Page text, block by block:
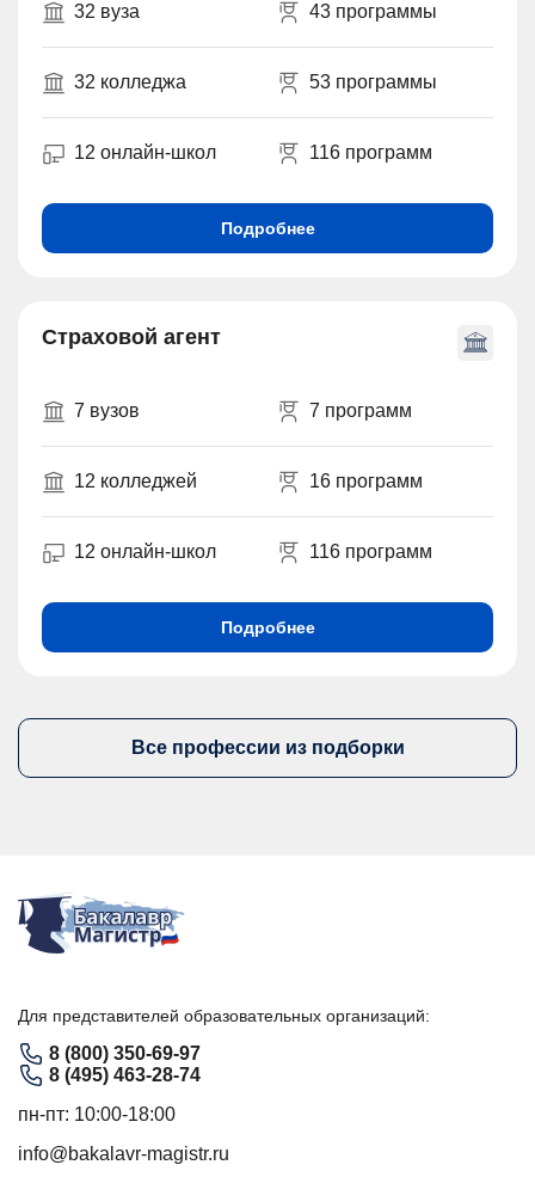
32 вуза 43 программы
32 колледжа 53 программы
12 онлайн-школ 116 программ
Подробнее
Страховой агент
7 вузов 7 программ
12 колледжей 16 программ
12 онлайн-школ 116 программ
Подробнее
Все профессии из подборки
Для представителей образовательных организаций:
8 (800) 350-69-97
8 (495) 463-28-74
пн-пт: 10:00-18:00
info@bakalavr-magistr.ru